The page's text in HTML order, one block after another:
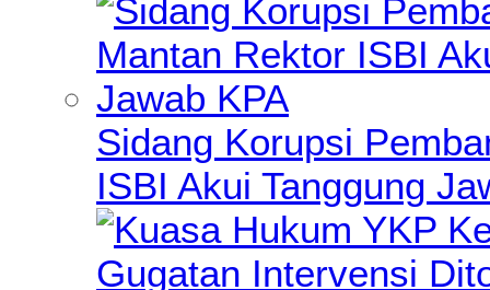
Sidang Korupsi
ISBI Akui Tanggung